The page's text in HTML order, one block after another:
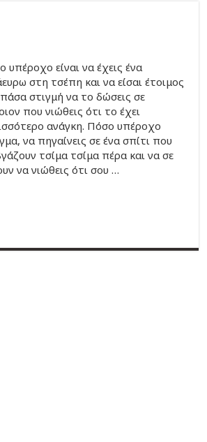
υπέροχο είναι να έχεις ένα
στη τσέπη και να είσαι έτοιμος
στιγμή να το δώσεις σε
που νιώθεις ότι το έχει
ανάγκη. Πόσο υπέροχο
να πηγαίνεις σε ένα σπίτι που
τσίμα τσίμα πέρα και να σε
να νιώθεις ότι σου …